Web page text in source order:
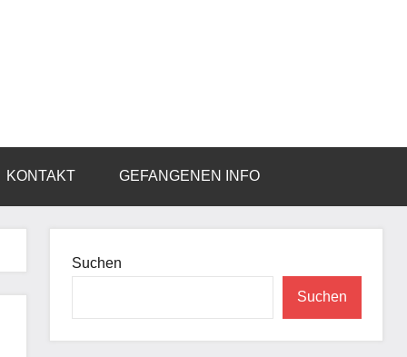
KONTAKT GEFANGENEN INFO
Suchen
Suchen